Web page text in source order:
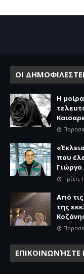
ΟΙ
Η
που
Τρίτη,
Από
της
ΕΠΙΚΟΙΝΩΝΉΣΤΕ